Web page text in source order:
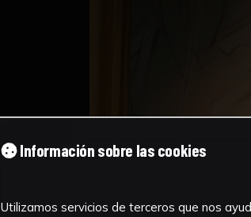
Información sobre las cookies
Utilizamos servicios de terceros que nos